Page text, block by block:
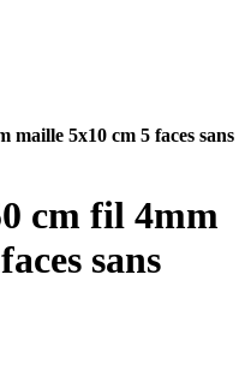
maille 5x10 cm 5 faces sans
cm fil 4mm
sans